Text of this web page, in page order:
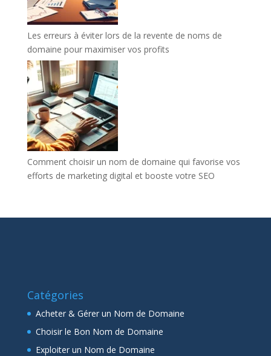
Les erreurs à éviter lors de la revente de noms de
domaine pour maximiser vos profits
Comment choisir un nom de domaine qui favorise vos
efforts de marketing digital et booste votre SEO
Catégories
Acheter & Gérer un Nom de Domaine
Choisir le Bon Nom de Domaine
Exploiter un Nom de Domaine